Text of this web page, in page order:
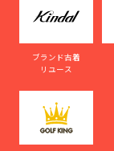
ブランド古着
リユース